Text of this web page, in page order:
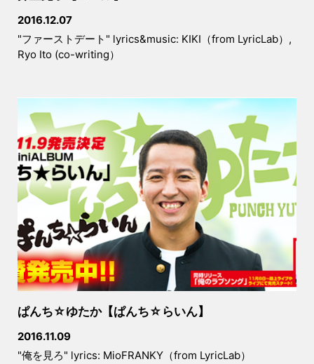
2016.12.07
"ファーストデート" lyrics&music: KIKI（from LyricLab）,
Ryo Ito (co-writing）
ぱんち☆ゆたか【ぱんち☆らいん】
2016.11.09
"俺を見ろ" lyrics: MioFRANKY（from LyricLab）